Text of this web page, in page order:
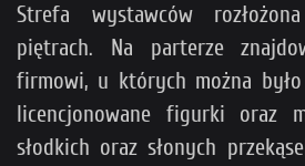
Strefa wystawców
piętrach. Na parterze
firmowi, u których można
licencjonowane figurki oraz
słodkich oraz słonych